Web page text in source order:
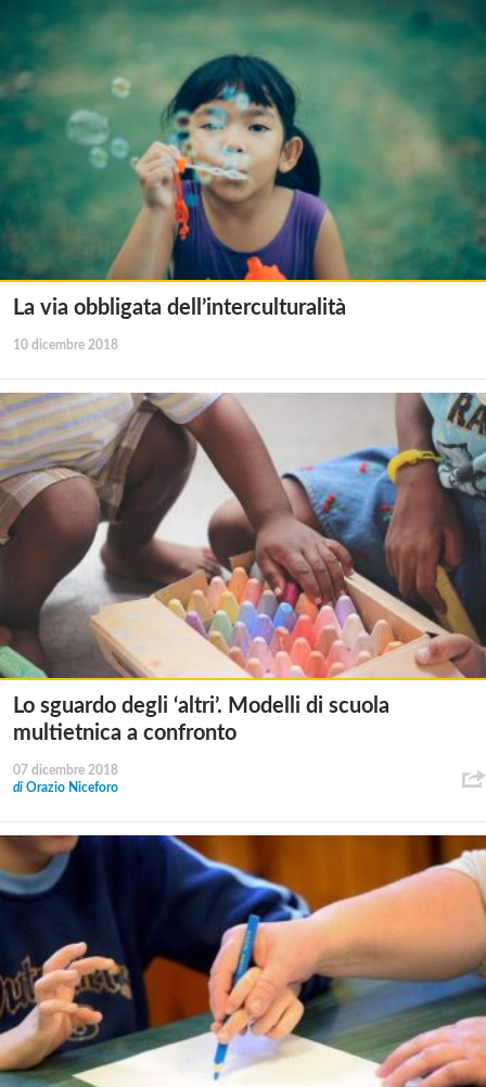
La via obbligata dell’interculturalità
10 dicembre 2018
Lo sguardo degli ‘altri’. Modelli di scuola
multietnica a confronto
07 dicembre 2018
di Orazio Niceforo